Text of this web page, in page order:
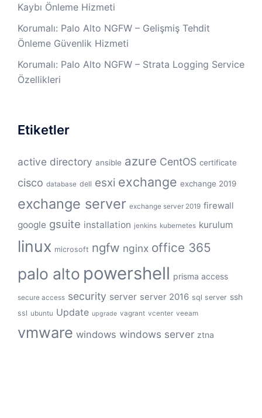
Kaybı Önleme Hizmeti
Korumalı: Palo Alto NGFW – Gelişmiş Tehdit
Önleme Güvenlik Hizmeti
Korumalı: Palo Alto NGFW – Strata Logging Service
Özellikleri
Etiketler
active directory ansible azure CentOS certificate
cisco database dell esxi exchange exchange 2019
exchange server exchange server 2019 firewall
google gsuite installation jenkins kubernetes kurulum
linux microsoft ngfw nginx office 365
palo alto powershell prisma access
secure access security server server 2016 sql server ssh
ssl ubuntu Update upgrade vagrant vcenter veeam
vmware windows windows server ztna